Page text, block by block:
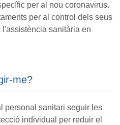
per al nou coronavirus.
per al control dels seus
sanitària en
me?
personal sanitari seguir les
individual per reduir el